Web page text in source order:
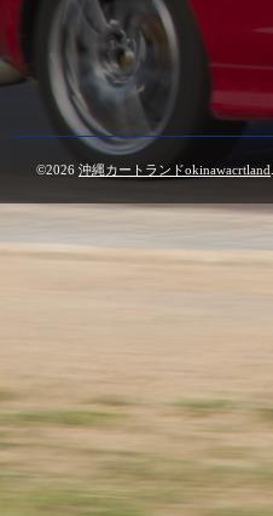
©2026 沖縄カートランドokinawacrtland